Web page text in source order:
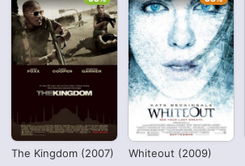
The Kingdom (2007) Whiteout (2009)